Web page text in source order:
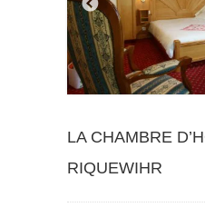
LA CHAMBRE
RIQUEWIHR